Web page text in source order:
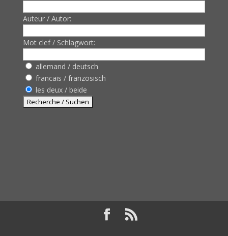
Auteur / Autor:
Mot clef / Schlagwort:
allemand / deutsch
francais / französisch
les deux / beide